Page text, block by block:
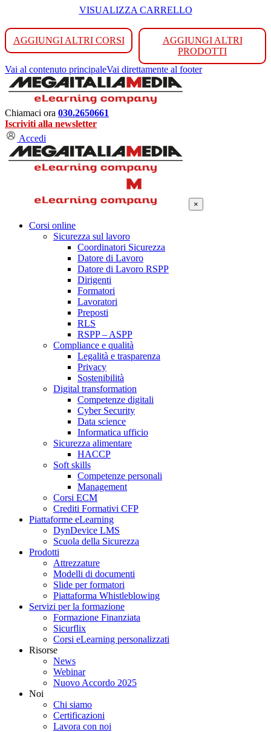
VISUALIZZA CARRELLO
AGGIUNGI ALTRI CORSI
AGGIUNGI ALTRI
PRODOTTI
Vai al contenuto principaleVai direttamente al footer
Chiamaci ora 030.2650661
Iscriviti alla newsletter
Accedi
×
Corsi online
Sicurezza sul lavoro
Coordinatori Sicurezza
Datore di Lavoro
Datore di Lavoro RSPP
Dirigenti
Formatori
Lavoratori
Preposti
RLS
RSPP – ASPP
Compliance e qualità
Legalità e trasparenza
Privacy
Sostenibilità
Digital transformation
Competenze digitali
Cyber Security
Data science
Informatica ufficio
Sicurezza alimentare
HACCP
Soft skills
Competenze personali
Management
Corsi ECM
Crediti Formativi CFP
Piattaforme eLearning
DynDevice LMS
Scuola della Sicurezza
Prodotti
Attrezzature
Modelli di documenti
Slide per formatori
Piattaforma Whistleblowing
Servizi per la formazione
Formazione Finanziata
Sicurflix
Corsi eLearning personalizzati
Risorse
News
Webinar
Nuovo Accordo 2025
Noi
Chi siamo
Certificazioni
Lavora con noi